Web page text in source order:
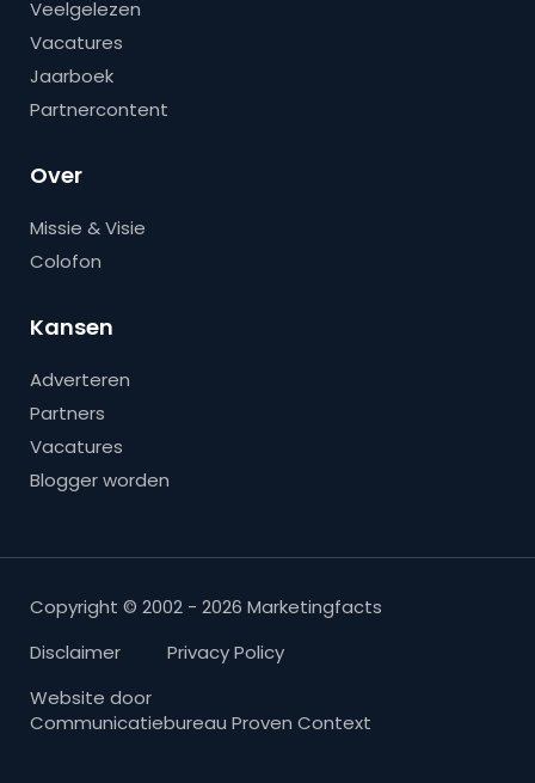
Veelgelezen
Vacatures
Jaarboek
Partnercontent
Over
Missie & Visie
Colofon
Kansen
Adverteren
Partners
Vacatures
Blogger worden
Copyright © 2002 - 2026 Marketingfacts
Disclaimer
Privacy Policy
Website door
Communicatiebureau Proven Context